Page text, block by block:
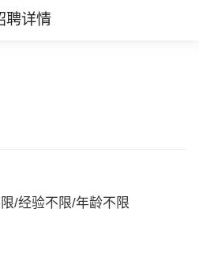
聘详情
/经验不限/年龄不限